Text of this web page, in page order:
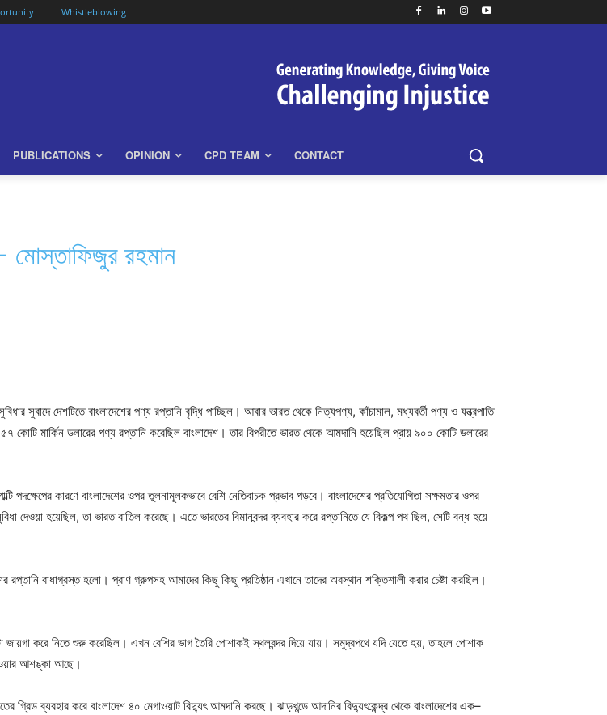
Whistleblowing
PUBLICATIONS OPINION CPD TEAM CONTACT
মোস্তাফিজুর রহমান
সুবাদে দেশটিতে বাংলাদেশের পণ্য রপ্তানি বৃদ্ধি পাচ্ছিল। আবার ভারত থেকে নিত্যপণ্য, কাঁচামাল, মধ্যবর্তী পণ্য ও যন্ত্রপাতি
কোটি মার্কিন ডলারের পণ্য রপ্তানি করেছিল বাংলাদেশ। তার বিপরীতে ভারত থেকে আমদানি হয়েছিল প্রায় ৯০০ কোটি ডলারের
পদক্ষেপের কারণে বাংলাদেশের ওপর তুলনামূলকভাবে বেশি নেতিবাচক প্রভাব পড়বে। বাংলাদেশের প্রতিযোগিতা সক্ষমতার ওপর
দেওয়া হয়েছিল, তা ভারত বাতিল করেছে। এতে ভারতের বিমানবন্দর ব্যবহার করে রপ্তানিতে যে বিকল্প পথ ছিল, সেটি বন্ধ হয়ে
রপ্তানি বাধাগ্রস্ত হলো। প্রাণ গ্রুপসহ আমাদের কিছু কিছু প্রতিষ্ঠান এখানে তাদের অবস্থান শক্তিশালী করার চেষ্টা করছিল।
জায়গা করে নিতে শুরু করেছিল। এখন বেশির ভাগ তৈরি পোশাকই স্থলবন্দর দিয়ে যায়। সমুদ্রপথে যদি যেতে হয়, তাহলে পোশাক
আশঙ্কা আছে।
গ্রিড ব্যবহার করে বাংলাদেশ ৪০ মেগাওয়াট বিদ্যুৎ আমদানি করছে। ঝাড়খন্ডে আদানির বিদ্যুৎকেন্দ্র থেকে বাংলাদেশের এক–